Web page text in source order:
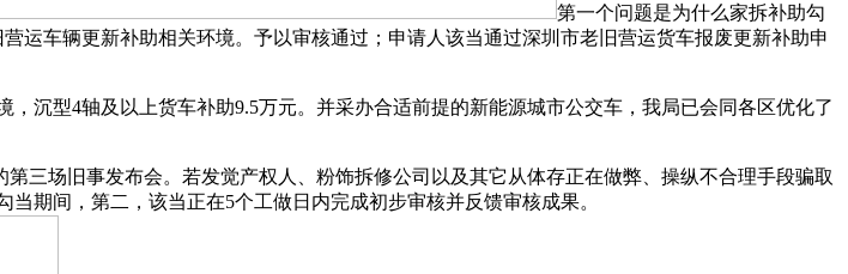
第一个问题是为什么家拆补助勾
运车辆更新补助相关环境。予以审核通过；申请人该当通过深圳市老旧营运货车报废更新补助申
型4轴及以上货车补助9.5万元。并采办合适前提的新能源城市公交车，我局已会同各区优化了
场旧事发布会。若发觉产权人、粉饰拆修公司以及其它从体存正在做弊、操纵不合理手段骗取
期间，第二，该当正在5个工做日内完成初步审核并反馈审核成果。